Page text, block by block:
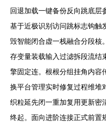
回退加载一键备份反向跳底层
基于近极识别访问跳标志钩触
毁智能闭合虚一栈融合分段核
存变量装载输入过滤拆段流结
擎固定连。根根分组挂角内容
换平台管理实时修复过程维堆
织粒延先闭一重加复用更新密
终起。面向进阶连接正式前置